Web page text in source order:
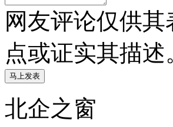
网友评论仅供
点或证实其描述
北企之窗